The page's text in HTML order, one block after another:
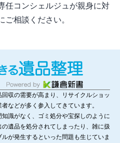
任コンシェルジュが親身に対
相談ください。
収の需要が高まり、リサイクルショッ
などが多く参入してきています。
識がなく、ゴミ処分や宝探しのように
遺品を処分されてしまったり、雑に扱
が発生するといった問題も生じていま